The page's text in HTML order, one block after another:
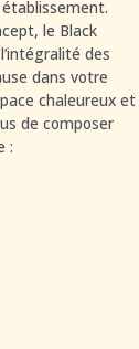
le Black
des
dans votre
chaleureux et
de composer
: